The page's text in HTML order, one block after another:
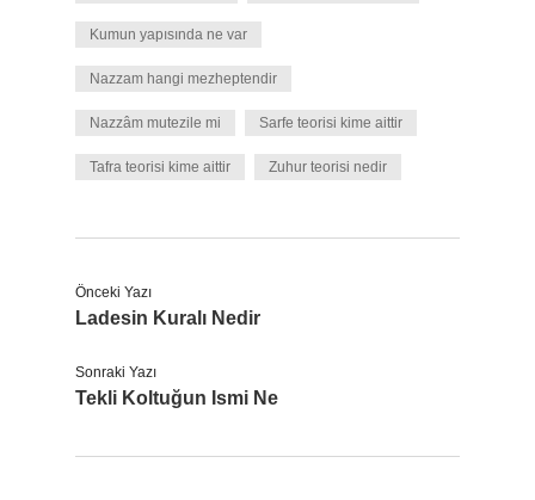
Kumun yapısında ne var
Nazzam hangi mezheptendir
Nazzâm mutezile mi Sarfe teorisi kime aittir
Tafra teorisi kime aittir Zuhur teorisi nedir
Önceki Yazı
Ladesin Kuralı Nedir
Sonraki Yazı
Tekli Koltuğun Ismi Ne